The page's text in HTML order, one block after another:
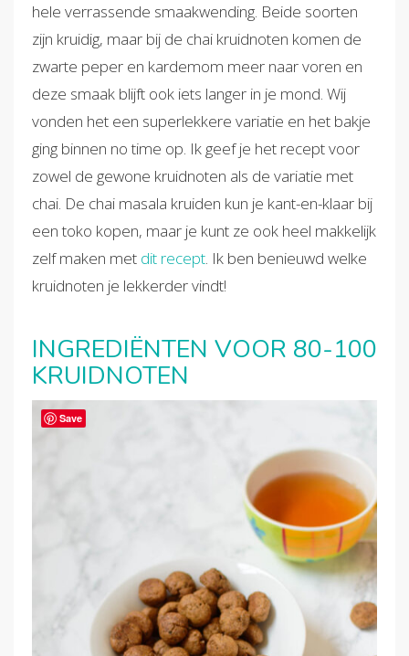
hele verrassende smaakwending. Beide soorten
zijn kruidig, maar bij de chai kruidnoten komen de
zwarte peper en kardemom meer naar voren en
deze smaak blijft ook iets langer in je mond. Wij
vonden het een superlekkere variatie en het bakje
ging binnen no time op. Ik geef je het recept voor
zowel de gewone kruidnoten als de variatie met
chai. De chai masala kruiden kun je kant-en-klaar bij
een toko kopen, maar je kunt ze ook heel makkelijk
zelf maken met dit recept. Ik ben benieuwd welke
kruidnoten je lekkerder vindt!
INGREDIËNTEN VOOR 80-100
KRUIDNOTEN
Save